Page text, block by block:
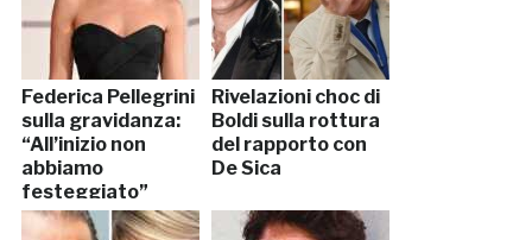
Federica Pellegrini
sulla gravidanza:
“All’inizio non
abbiamo
festeggiato”
Rivelazioni choc di
Boldi sulla rottura
del rapporto con
De Sica